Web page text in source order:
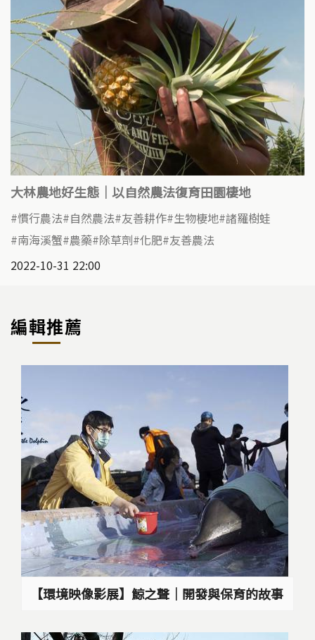
大林農地好生態｜以自然農法復育田園棲地
慣行農法 自然農法 友善耕作 生物棲地 諸羅樹蛙
南海溪蟹 農藥 除草劑 化肥 友善農法
2022-10-31 22:00
編輯推薦
【環境映像影展】鯨之聲｜開發與保育的故事